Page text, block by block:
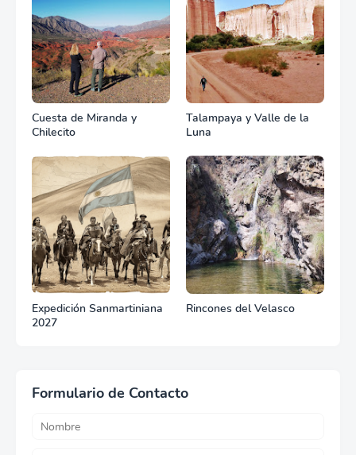
Cuesta de Miranda y
Chilecito
Talampaya y Valle de la
Luna
Expedición Sanmartiniana
2027
Rincones del Velasco
Formulario de Contacto